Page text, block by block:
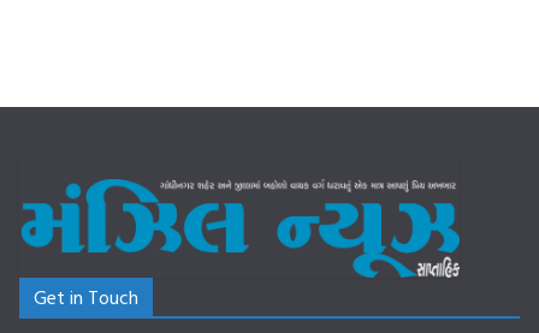
Get in Touch